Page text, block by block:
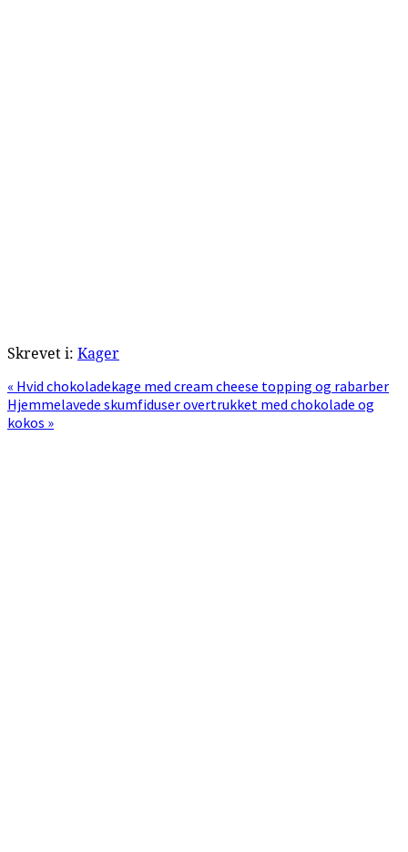
Skrevet i: Kager
Previous
Post:
« Hvid chokoladekage med cream cheese topping og rabarber
Next
Post:
Hjemmelavede skumfiduser overtrukket med chokolade og
kokos »